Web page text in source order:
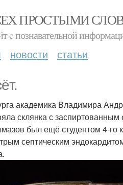
ПРОСТЫМИ
c познавательной
новости статьи
академика Владимира
склянка с
был ещё студентом 4-го
септическим